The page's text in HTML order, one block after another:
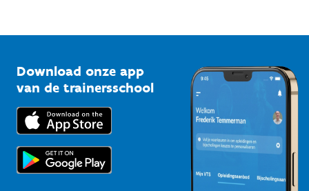
Bedrijven
Trainers en begeleiders
Topsporters
Vlaamse Trainersschool
Kennisplatform
Downloads
Voor de pers
Download onze app
van de trainersschool